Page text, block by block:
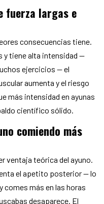
fuerza largas e
consecuencias tiene.
y tiene alta intensidad —
ejercicios — el
aumenta y el riesgo
más intensidad en ayunas
científico sólido.
comiendo más
ventaja teórica del ayuno.
el apetito posterior — lo
comes más en las horas
desaparece. El